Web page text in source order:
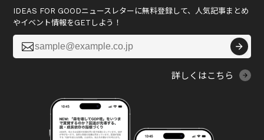
IDEAS FOR GOODニュースレターに無料登録して、人気記事まとめ
やイベント情報をGETしよう！

詳しくはこちら